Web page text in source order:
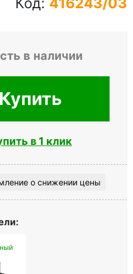
в наличии
Купить
в 1 клик
о снижении цены